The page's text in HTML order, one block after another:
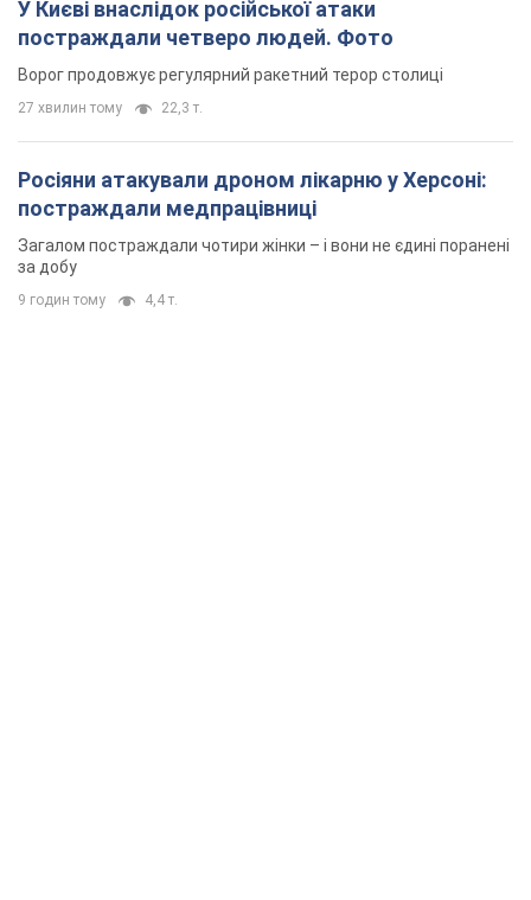
У Києві внаслідок російської атаки
постраждали четверо людей. Фото
Ворог продовжує регулярний ракетний терор столиці
27 хвилин тому 22,3 т.
Росіяни атакували дроном лікарню у Херсоні:
постраждали медпрацівниці
Загалом постраждали чотири жінки – і вони не єдині поранені
за добу
9 годин тому 4,4 т.